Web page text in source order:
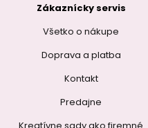
Zákaznícky servis
Všetko o nákupe
Doprava a platba
Kontakt
Predajne